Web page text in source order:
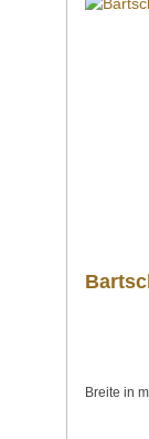
Breite in